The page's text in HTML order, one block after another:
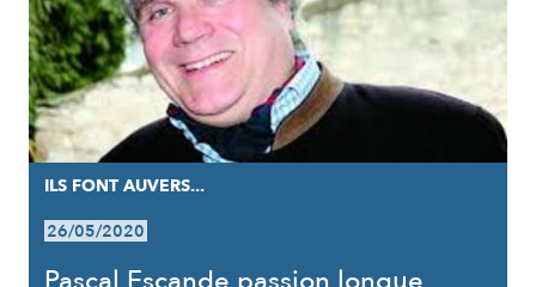
ILS FONT AUVERS...
26/05/2020